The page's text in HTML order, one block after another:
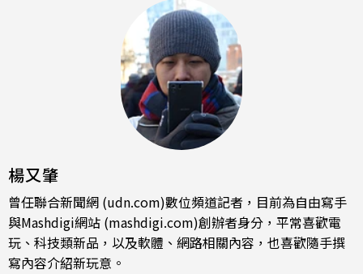
楊又肇
曾任聯合新聞網 (udn.com)數位頻道記者，目前為自由寫手
與Mashdigi網站 (mashdigi.com)創辦者身分，平常喜歡電
玩、科技類新品，以及軟體、網路相關內容，也喜歡隨手撰
寫內容介紹新玩意。